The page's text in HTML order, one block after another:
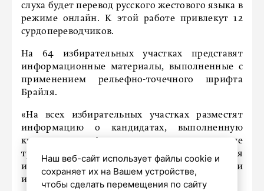
слуха будет перевод русского жестового языка в
режиме онлайн. К этой работе привлекут 12
сурдопереводчиков.
На 64 избирательных участках представят
информационные материалы, выполненные с
применением рельефно-точечного шрифта
Брайля.
«На всех избирательных участках разместят
информацию о кандидатах, выполненную
крупным шрифтом, лупы и специальные
трафареты для самостоятельного заполнения
избирательных бюллетеней слабовидящими
избирателями», – отметил Максим Мейксин.
Наш веб-сайт использует файлы cookie и
сохраняет их на Вашем устройстве,
чтобы сделать перемещения по сайту